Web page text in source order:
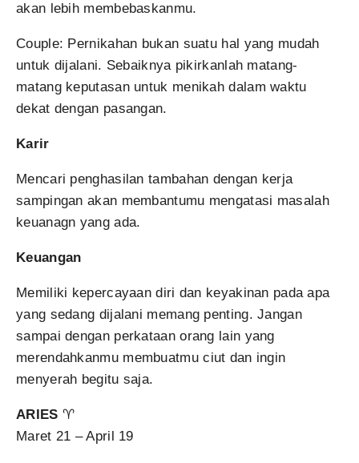
akan lebih membebaskanmu.
Couple: Pernikahan bukan suatu hal yang mudah
untuk dijalani. Sebaiknya pikirkanlah matang-
matang keputasan untuk menikah dalam waktu
dekat dengan pasangan.
Karir
Mencari penghasilan tambahan dengan kerja
sampingan akan membantumu mengatasi masalah
keuanagn yang ada.
Keuangan
Memiliki kepercayaan diri dan keyakinan pada apa
yang sedang dijalani memang penting. Jangan
sampai dengan perkataan orang lain yang
merendahkanmu membuatmu ciut dan ingin
menyerah begitu saja.
ARIES ♈
Maret 21 – April 19